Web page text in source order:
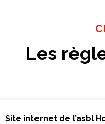
Les
Site internet de l’asbl